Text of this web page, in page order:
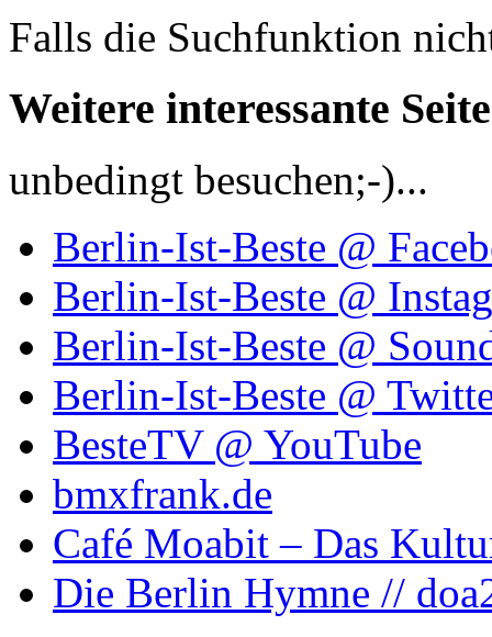
Falls die Suchfunktion
Weitere interessante
unbedingt besuchen;-)...
Berlin-Ist-Beste @
Berlin-Ist-Beste @
Berlin-Ist-Beste @
Berlin-Ist-Beste @
BesteTV @ YouTube
bmxfrank.de
Café Moabit – Das
Die Berlin Hymne //